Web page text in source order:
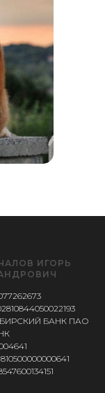
ИГОРЬ
БАНК ПАО